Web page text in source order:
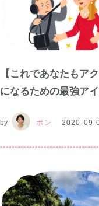
【これであなたもア
になるための最強ア
by ポン 2020-09-